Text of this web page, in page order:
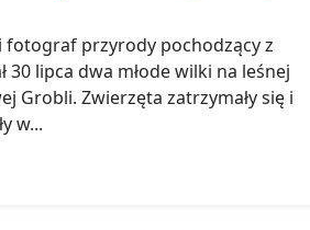
i fotograf przyrody pochodzący z
30 lipca dwa młode wilki na leśnej
Grobli. Zwierzęta zatrzymały się i
w...